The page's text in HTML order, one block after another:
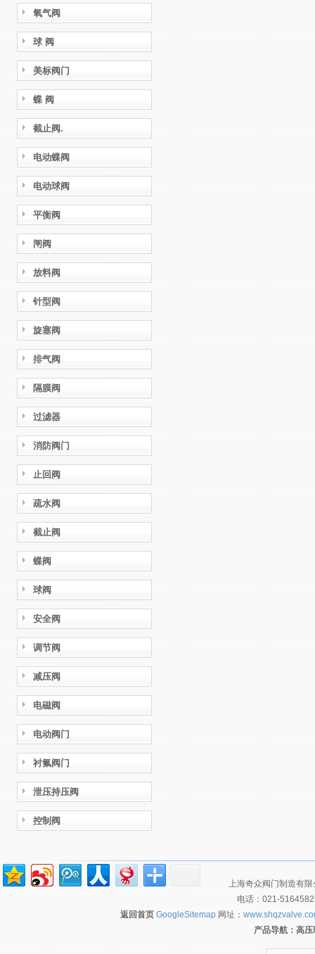
氧气阀
球 阀
美标阀门
蝶 阀
截止阀.
电动蝶阀
电动球阀
平衡阀
闸阀
放料阀
针型阀
旋塞阀
排气阀
隔膜阀
过滤器
消防阀门
止回阀
疏水阀
截止阀
蝶阀
球阀
安全阀
调节阀
减压阀
电磁阀
电动阀门
衬氟阀门
泄压持压阀
控制阀
上海奇众阀门制造有
电话：021-
返回首页 GoogleSitemap 网址：
产品导航： 高压